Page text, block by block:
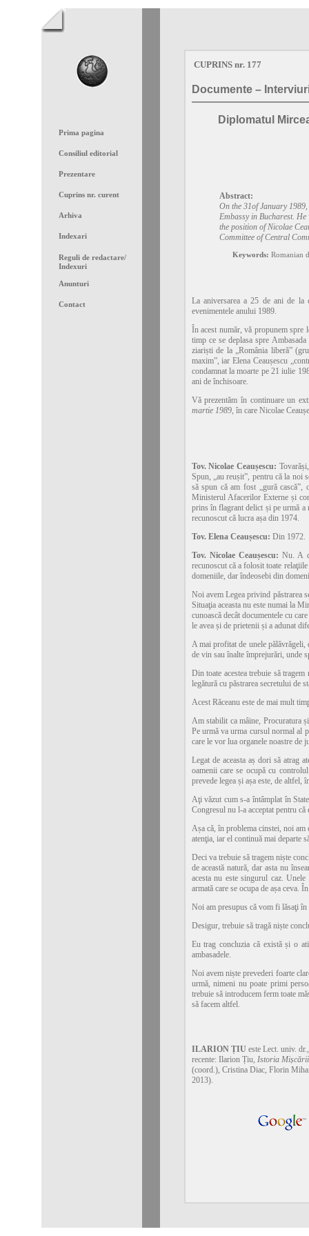
Prima pagina
Consiliul editorial
Prezentare
Cuprins nr. curent
Arhiva
Indexari
Reguli de redactare/
Indexuri
Anunturi
Contact
CUPRINS nr. 177
Documente –
Diplomatul
Abstract:
On the 31of January
Embassy in Bucharest.
the position of Nicolae
Committee of Central
Keywords: Romanian
La aniversarea a 25 de ani de la
evenimentele anului 1989.
În acest număr, vă propunem
timp ce se deplasa spre
ziariști de la „România liberă”
maxim”, iar Elena Ceaușescu
condamnat la moarte pe 21 iulie
ani de închisoare.
Vă prezentăm în continuare un
martie 1989, în care Nicolae
Tov. Nicolae Ceaușescu:
Spun, „au reușit”, pentru că la noi
să spun că am fost „gură
Ministerul Afacerilor Externe și
prins în flagrant delict și pe urmă a
recunoscut că lucra așa din 1974.
Tov. Elena Ceaușescu: Din 1972.
Tov. Nicolae Ceaușescu:Nu. A
recunoscut că a folosit toate
domeniile, dar îndeosebi din
Noi avem Legea privind păstrarea
Situaţia aceasta nu este numai la
cunoască decât documentele cu
le avea și de prietenii și a adunat
A mai profitat de unele
de vin sau înalte împrejurări, unde
Din toate acestea trebuie să
legătură cu păstrarea secretului de
Acest Răceanu este de mai mult
Am stabilit ca mâine, Procuratura
Pe urmă va urma cursul normal al
care le vor lua organele noastre de
Legat de aceasta aș dori să atrag
oamenii care se ocupă cu
prevede legea și așa este, de altfel,
Aţi văzut cum s-a întâmplat în
Congresul nu l-a acceptat pentru
Așa că, în problema cinstei, noi am
atenţia, iar el continuă mai departe
Deci va trebuie să tragem niște
de această natură, dar asta nu
acesta nu este singurul caz.
armată care se ocupa de așa ceva.
Noi am presupus că vom fi lăsaţi în
Desigur, trebuie să tragă niște
Eu trag concluzia că există și o
ambasadele.
Noi avem niște prevederi foarte
urmă, nimeni nu poate primi
trebuie să introducem ferm toate
să facem altfel.
ILARION ȚIU este Lect. univ.
recente: Ilarion Țiu, Istoria
(coord.), Cristina Diac, Florin
2013).